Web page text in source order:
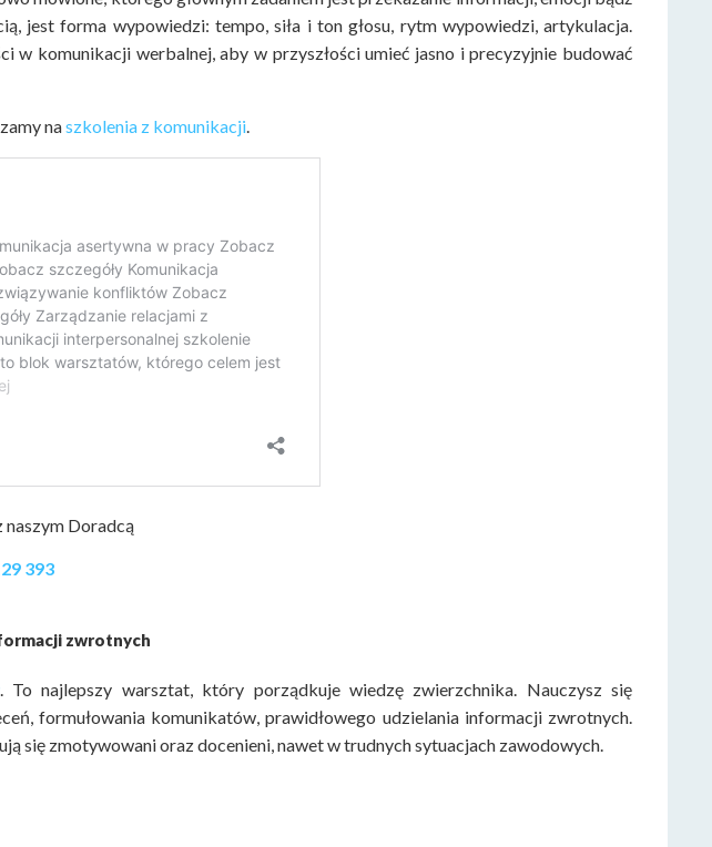
jest forma wypowiedzi: tempo, siła i ton głosu, rytm wypowiedzi, artykulacja.
w komunikacji werbalnej, aby w przyszłości umieć jasno i precyzyjnie budować
naszkolenia z komunikacji.
naszym Doradcą
393
zwrotnych
. To najlepszy warsztat, który porządkuje wiedzę zwierzchnika. Nauczysz się
formułowania komunikatów, prawidłowego udzielania informacji zwrotnych.
się zmotywowani oraz docenieni, nawet w trudnych sytuacjach zawodowych.